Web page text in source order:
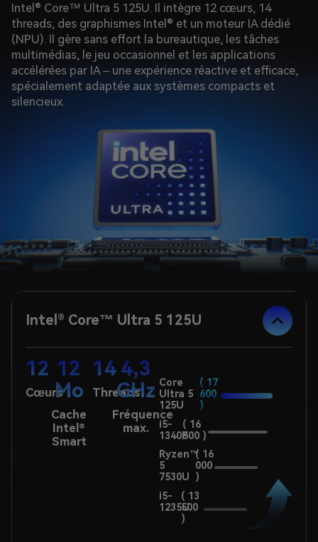
Intel® Core™ Ultra 5 125U. Il intègre 12 cœurs, 14
threads, des graphismes Intel® et un moteur IA dédié
(NPU). Il gère sans effort la bureautique, les tâches
multimédias, le jeu occasionnel et les applications
accélérées par IA – une expérience réactive et efficace,
spécialement adaptée aux systèmes compacts et
silencieux.
Intel® Core™ Ultra 5 125U
12
Cœurs
12
Mo
Cache
Intel®
Smart
14
Threads
4,3
GHz
Fréquence
max.
Core
Ultra 5
125U
( 17
600
)
i5-
1340P
( 16
500 )
Ryzen™
5
7530U
( 16
000
)
i5-
1235U
( 13
500
)